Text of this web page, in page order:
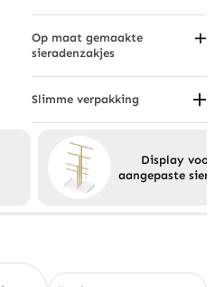
Op maat gemaakte
sieradenzakjes
Op materiaal
Door gebruik
Slimme verpakking
Eco-vriendelijke verpakking
Display voor
aangepaste